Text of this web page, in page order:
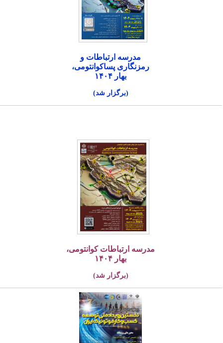
مدرسه ارتباطات و
رمزنگاری پساکوانتومی،
بهار ۱۴۰۴
(برگزار شد)
مدرسه ارتباطات کوانتومی،
بهار ۱۴۰۴
(برگزار شد)